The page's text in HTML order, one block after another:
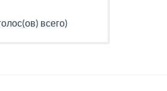
всего)